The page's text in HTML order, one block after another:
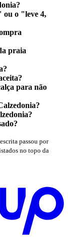
ou o "leve 4,
praia
para não
passou por
no topo da